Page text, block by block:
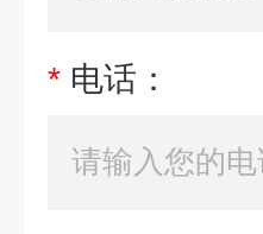
* 电话：